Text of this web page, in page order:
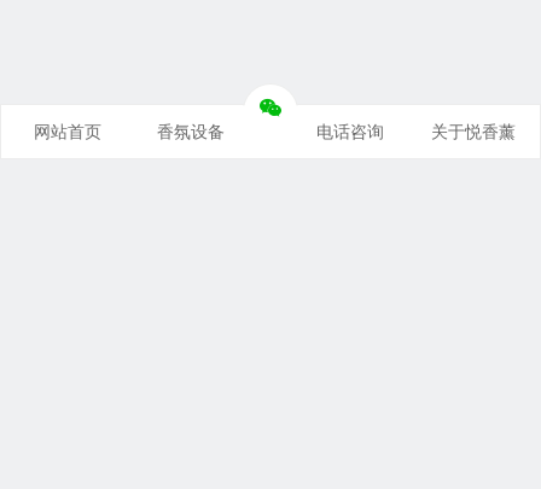
网站首页 香氛设备 电话咨询 关于悦香薰